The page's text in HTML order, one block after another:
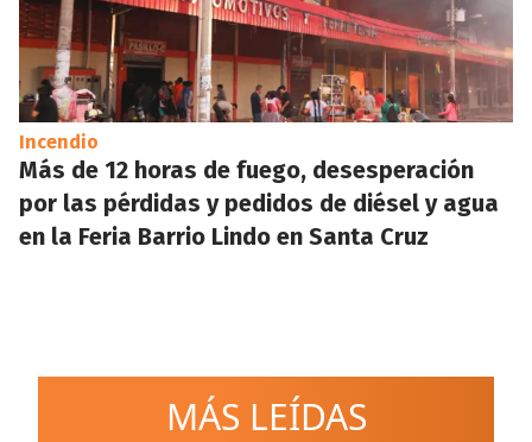
Incendio
Más de 12 horas de fuego, desesperación
por las pérdidas y pedidos de diésel y agua
en la Feria Barrio Lindo en Santa Cruz
MÁS LEÍDAS